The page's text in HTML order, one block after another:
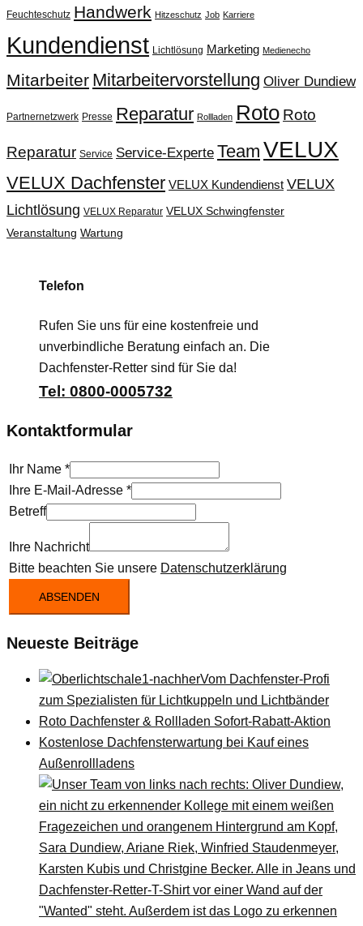
Feuchteschutz Handwerk Hitzeschutz Job Karriere
Kundendienst Lichtlösung Marketing Medienecho
Mitarbeiter Mitarbeitervorstellung Oliver Dundiew
Partnernetzwerk Presse Reparatur Rollladen Roto Roto
Reparatur Service Service-Experte Team VELUX
VELUX Dachfenster VELUX Kundendienst VELUX
Lichtlösung VELUX Reparatur VELUX Schwingfenster
Veranstaltung Wartung
Telefon
Rufen Sie uns für eine kostenfreie und
unverbindliche Beratung einfach an. Die
Dachfenster-Retter sind für Sie da!
Tel: 0800-0005732
Kontaktformular
Ihr Name *
Ihre E-Mail-Adresse *
Betreff
Ihre Nachricht
Bitte beachten Sie unsere Datenschutzerklärung
ABSENDEN
Neueste Beiträge
Vom Dachfenster-Profi
zum Spezialisten für Lichtkuppeln und Lichtbänder
Roto Dachfenster & Rollladen Sofort-Rabatt-Aktion
Kostenlose Dachfensterwartung bei Kauf eines
Außenrollladens